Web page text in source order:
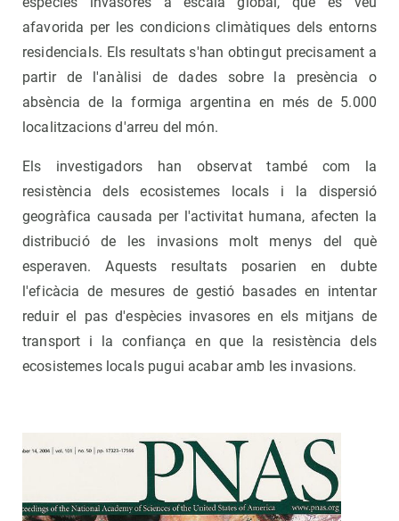
afavorida per les condicions climàtiques dels entorns
residencials. Els resultats s'han obtingut precisament a
partir de l'anàlisi de dades sobre la presència o
absència de la formiga argentina en més de 5.000
localitzacions d'arreu del món.
Els investigadors han observat també com la
resistència dels ecosistemes locals i la dispersió
geogràfica causada per l'activitat humana, afecten la
distribució de les invasions molt menys del què
esperaven. Aquests resultats posarien en dubte
l'eficàcia de mesures de gestió basades en intentar
reduir el pas d'espècies invasores en els mitjans de
transport i la confiança en que la resistència dels
ecosistemes locals pugui acabar amb les invasions.